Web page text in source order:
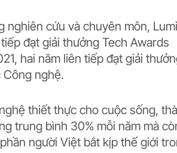
nghiên cứu và chuyên môn, Lumi
đạt giải thưởng Tech Awards
hai năm liên tiếp đạt giải
Công nghệ.
thiết thực cho cuộc sống,
trung bình 30% mỗi năm mà
người Việt bắt kịp thế giới